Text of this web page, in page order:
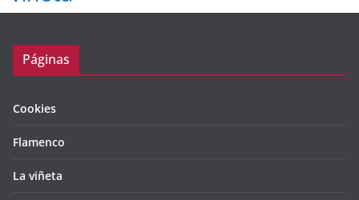
Páginas
Cookies
Flamenco
La viñeta